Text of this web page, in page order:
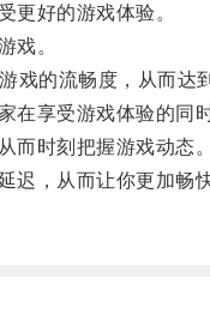
好的游戏体验。
戏。
的流畅度，从而达
享受游戏体验的同时
时刻把握游戏动态。
，从而让你更加畅快